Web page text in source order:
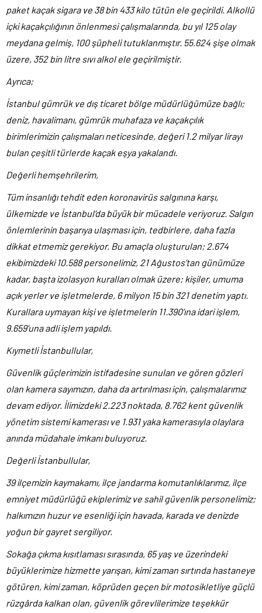
paket kaçak sigara ve 38 bin 433 kilo tütün ele geçirildi. Alkollü
içki kaçakçılığının önlenmesi çalışmalarında, bu yıl 125 olay
meydana gelmiş, 100 şüpheli tutuklanmıştır. 55.624 şişe olmak
üzere, 352 bin litre sıvı alkol ele geçirilmiştir.
Ayrıca;
İstanbul gümrük ve dış ticaret bölge müdürlüğümüze bağlı;
deniz, havalimanı, gümrük muhafaza ve kaçakçılık
birimlerimizin çalışmaları neticesinde, değeri 1.2 milyar lirayı
bulan çeşitli türlerde kaçak eşya yakalandı.
Değerli hemşehrilerim,
Tüm insanlığı tehdit eden koronavirüs salgınına karşı,
ülkemizde ve İstanbul’da büyük bir mücadele veriyoruz. Salgın
önlemlerinin başarıya ulaşması için, tedbirlere, daha fazla
dikkat etmemiz gerekiyor. Bu amaçla oluşturulan; 2.674
ekibimizdeki 10.588 personelimiz, 21 Ağustos’tan günümüze
kadar, başta izolasyon kuralları olmak üzere; kişiler, umuma
açık yerler ve işletmelerde, 6 milyon 15 bin 321 denetim yaptı.
Kurallara uymayan kişi ve işletmelerin 11.390’ına idari işlem,
9.659’una adli işlem yapıldı.
Kıymetli İstanbullular,
Güvenlik güçlerimizin istifadesine sunulan ve gören gözleri
olan kamera sayımızın, daha da artırılması için, çalışmalarımız
devam ediyor. İlimizdeki 2.223 noktada, 8.762 kent güvenlik
yönetim sistemi kamerası ve 1.931 yaka kamerasıyla olaylara
anında müdahale imkanı buluyoruz.
Değerli İstanbullular,
39 ilçemizin kaymakamı, ilçe jandarma komutanlıklarımız, ilçe
emniyet müdürlüğü ekiplerimiz ve sahil güvenlik personelimiz;
halkımızın huzur ve esenliği için havada, karada ve denizde
yoğun bir gayret sergiliyor.
Sokağa çıkma kısıtlaması sırasında, 65 yaş ve üzerindeki
büyüklerimize hizmette yarışan, kimi zaman sırtında hastaneye
götüren, kimi zaman, köprüden geçen bir motosikletliye güçlü
rüzgârda kalkan olan, güvenlik görevlilerimize teşekkür